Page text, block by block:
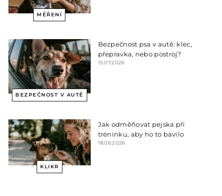
MĚŘENÍ
BEZPEČNOST V AUTĚ
Bezpečnost psa v autě: klec,
přepravka, nebo postroj?
15.07.2026
KLIKR
Jak odměňovat pejska při
tréninku, aby ho to bavilo
18.06.2026